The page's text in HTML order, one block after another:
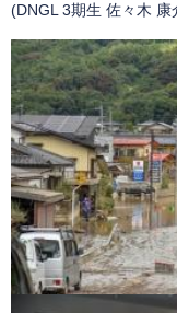
(DNGL 3期生 佐々木 康